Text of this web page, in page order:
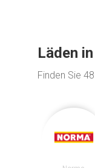
Läden
Finden Sie